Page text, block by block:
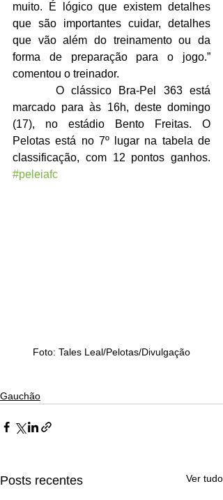
muito. É lógico que existem detalhes
que são importantes cuidar, detalhes
que vão além do treinamento ou da
forma de preparação para o jogo.”
comentou o treinador.
marcado para às 16h, deste domingo
(17), no estádio Bento Freitas. O
Pelotas está no 7º lugar na tabela de
#peleiafc
Foto: Tales Leal/Pelotas/Divulgação
Gauchão
Posts recentes Ver tudo